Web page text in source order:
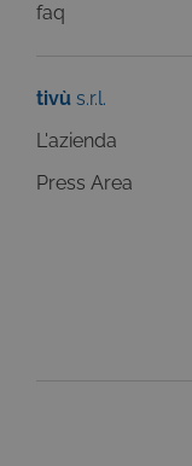
faq
tivù s.r.l.
L'azienda
Press Area